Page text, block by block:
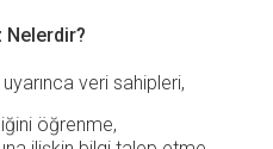
Nelerdir?
veri sahipleri,
öğrenme,